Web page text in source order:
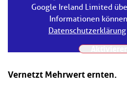
Google Ireland Limited
Informationen
Datenschutzerklärung
Vernetzt Mehrwert ernten.